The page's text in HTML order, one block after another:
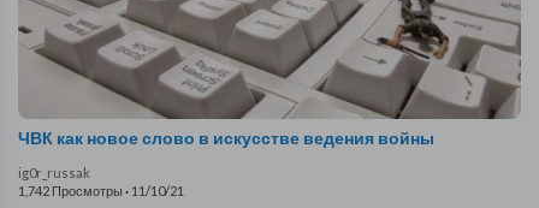
ЧВК как новое слово в искусстве ведения войны
ig0r_russak
1,742 Просмотры · 11/10/21